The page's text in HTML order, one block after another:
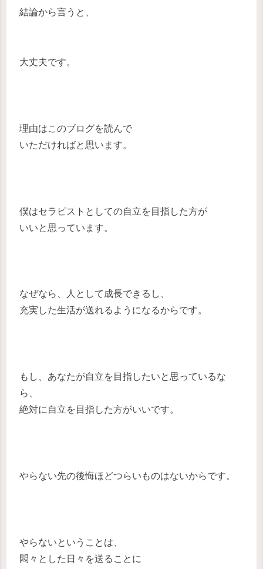
結論から言うと、
大丈夫です。
理由はこのブログを読んで
いただければと思います。
僕はセラピストとしての自立を目指した方が
いいと思っています。
なぜなら、人として成長できるし、
充実した生活が送れるようになるからです。
もし、あなたが自立を目指したいと思っているな
ら、
絶対に自立を目指した方がいいです。
やらない先の後悔ほどつらいものはないからです。
やらないということは、
悶々とした日々を送ることに